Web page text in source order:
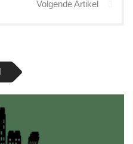
Volgende Artikel